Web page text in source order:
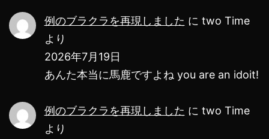
例のブラクラを再現しました に two Time
より
2026年7月19日
あんた本当に馬鹿ですよね you are an idoit!
例のブラクラを再現しました に two Time
より